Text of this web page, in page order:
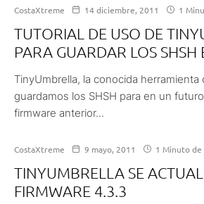
CostaXtreme 14 diciembre, 2011 1
TUTORIAL DE USO DE
PARA GUARDAR LOS SHSH
TinyUmbrella, la conocida herramienta
guardamos los SHSH para en un
firmware anterior...
CostaXtreme 9 mayo, 2011 1 Minuto
TINYUMBRELLA SE
FIRMWARE 4.3.3